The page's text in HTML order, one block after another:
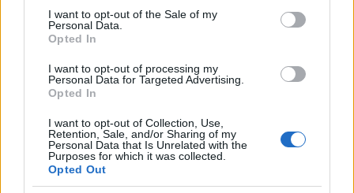
consent section.
I want to opt-out of the Sale of my
Personal Data.
Opted In
I want to opt-out of processing my
Personal Data for Targeted Advertising.
Opted In
I want to opt-out of Collection, Use,
Retention, Sale, and/or Sharing of my
Personal Data that Is Unrelated with the
Purposes for which it was collected.
Opted Out
Notizie in tempo reale?
GalluraOggi.it
Ricevi le nostre ultime news